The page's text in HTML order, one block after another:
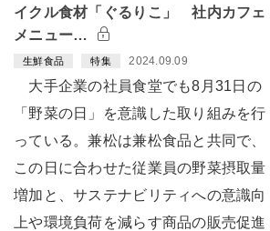
イクル食材「ぐるりこ」 社内カフェ
メニュー…
生鮮食品 特集 2024.09.09
大手企業の社員食堂でも8月31日の
「野菜の日」を意識した取り組みを行
っている。兼松は兼松食品と共同で、
この日に合わせた従業員の野菜摂取量
増加と、サステナビリティへの意識向
上や環境負荷を減らす商品の販売促進